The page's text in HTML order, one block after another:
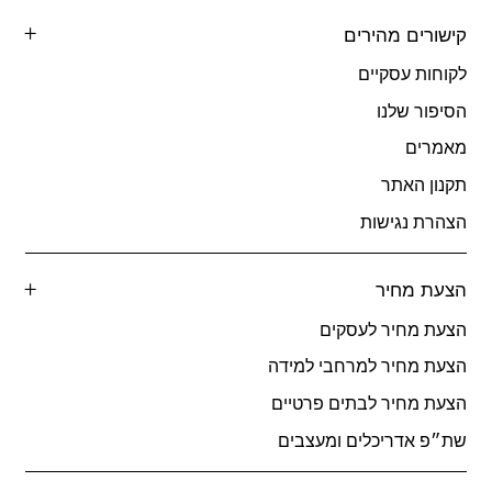
קישורים מהירים
לקוחות עסקיים
הסיפור שלנו
מאמרים
תקנון האתר
הצהרת נגישות
הצעת מחיר
הצעת מחיר לעסקים
הצעת מחיר למרחבי למידה
הצעת מחיר לבתים פרטיים
שת״פ אדריכלים ומעצבים